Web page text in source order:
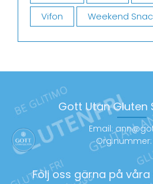
Vifon
Weekend
Gott Utan Gluten
Email:
Följ oss gärna på